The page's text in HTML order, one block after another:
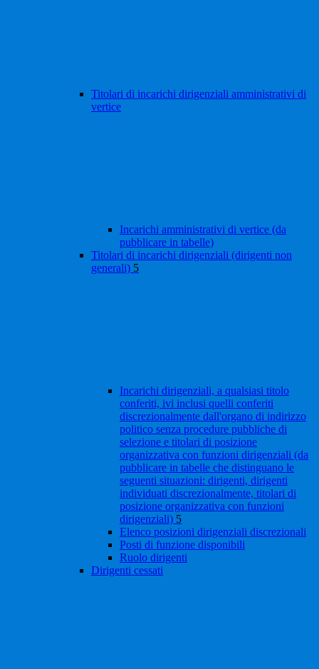
Titolari di incarichi dirigenziali amministrativi di
vertice
Incarichi amministrativi di vertice (da
pubblicare in tabelle)
Titolari di incarichi dirigenziali (dirigenti non
generali) 5
Incarichi dirigenziali, a qualsiasi titolo
conferiti, ivi inclusi quelli conferiti
discrezionalmente dall'organo di indirizzo
politico senza procedure pubbliche di
selezione e titolari di posizione
organizzativa con funzioni dirigenziali (da
pubblicare in tabelle che distinguano le
seguenti situazioni: dirigenti, dirigenti
individuati discrezionalmente, titolari di
posizione organizzativa con funzioni
dirigenziali) 5
Elenco posizioni dirigenziali discrezionali
Posti di funzione disponibili
Ruolo dirigenti
Dirigenti cessati